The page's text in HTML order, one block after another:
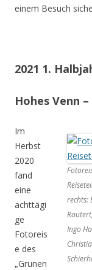
einem Besuch
2021 1.
Hohes Venn
rechts:
Ingo
Im
Herbst
2020
fand
eine
achttägi
ge
Fotoreis
e des
„Grünen